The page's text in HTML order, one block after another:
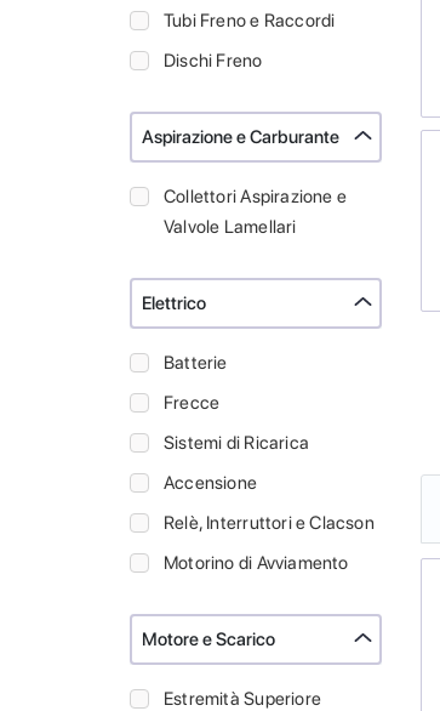
Tubi Freno e Raccordi
Dischi Freno
Aspirazione e Carburante
Collettori Aspirazione e
Valvole Lamellari
Elettrico
Batterie
Frecce
Sistemi di Ricarica
Accensione
Relè, Interruttori e Clacson
Motorino di Avviamento
Motore e Scarico
Estremità Superiore